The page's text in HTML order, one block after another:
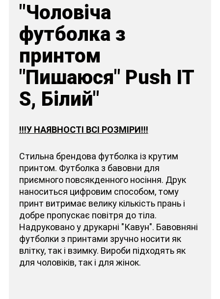
"Чоловіча
футболка з
принтом
"Пишаюся" Push IT
S, Білий"
!!!У НАЯВНОСТІ ВСІ РОЗМІРИ!!!
Стильна брендова футболка із крутим
принтом. Футболка з бавовни для
приємного повсякденного носіння. Друк
наноситься цифровим способом, тому
принт витримає велику кількість прань і
добре пропускає повітря до тіла.
Надруковано у друкарні "Кавун". Бавовняні
футболки з принтами зручно носити як
влітку, так і взимку. Вироби підходять як
для чоловіків, так і для жінок.